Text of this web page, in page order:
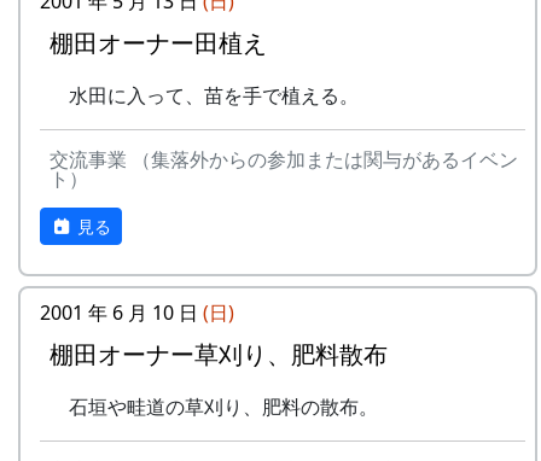
棚田オーナー田植え
水田に入って、苗を手で植える。
交流事業 （集落外からの参加または関与があるイベン
ト）
見る
2001 年 6 月 10 日 (日)
棚田オーナー草刈り、肥料散布
石垣や畦道の草刈り、肥料の散布。